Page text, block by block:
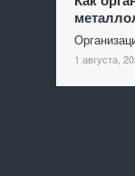
1 августа,